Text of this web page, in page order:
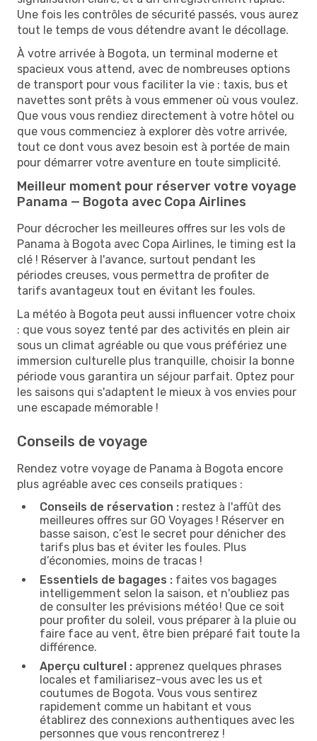
Une fois les contrôles de sécurité passés, vous aurez
tout le temps de vous détendre avant le décollage.
À votre arrivée à Bogota, un terminal moderne et
spacieux vous attend, avec de nombreuses options
de transport pour vous faciliter la vie : taxis, bus et
navettes sont prêts à vous emmener où vous voulez.
Que vous vous rendiez directement à votre hôtel ou
que vous commenciez à explorer dès votre arrivée,
tout ce dont vous avez besoin est à portée de main
pour démarrer votre aventure en toute simplicité.
Meilleur moment pour réserver votre voyage
Panama — Bogota avec Copa Airlines
Pour décrocher les meilleures offres sur les vols de
Panama à Bogota avec Copa Airlines, le timing est la
clé ! Réserver à l'avance, surtout pendant les
périodes creuses, vous permettra de profiter de
tarifs avantageux tout en évitant les foules.
La météo à Bogota peut aussi influencer votre choix
: que vous soyez tenté par des activités en plein air
sous un climat agréable ou que vous préfériez une
immersion culturelle plus tranquille, choisir la bonne
période vous garantira un séjour parfait. Optez pour
les saisons qui s'adaptent le mieux à vos envies pour
une escapade mémorable !
Conseils de voyage
Rendez votre voyage de Panama à Bogota encore
plus agréable avec ces conseils pratiques :
Conseils de réservation : restez à l'affût des
meilleures offres sur GO Voyages ! Réserver en
basse saison, c’est le secret pour dénicher des
tarifs plus bas et éviter les foules. Plus
d’économies, moins de tracas !
Essentiels de bagages : faites vos bagages
intelligemment selon la saison, et n'oubliez pas
de consulter les prévisions météo ! Que ce soit
pour profiter du soleil, vous préparer à la pluie ou
faire face au vent, être bien préparé fait toute la
différence.
Aperçu culturel : apprenez quelques phrases
locales et familiarisez-vous avec les us et
coutumes de Bogota. Vous vous sentirez
rapidement comme un habitant et vous
établirez des connexions authentiques avec les
personnes que vous rencontrerez !